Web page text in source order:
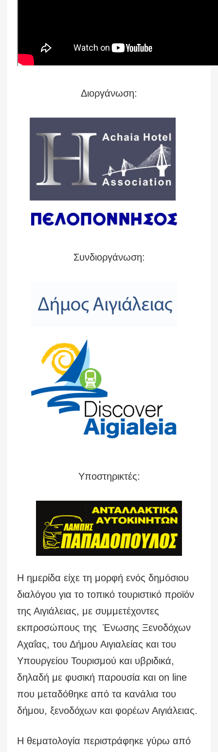
Διοργάνωση:
Συνδιοργάνωση:
Υποστηρικτές:
Η ημερίδα είχε τη μορφή ενός δημόσιου
διαλόγου για το τοπικό τουριστικό προϊόν
της Αιγιάλειας, με συμμετέχοντες
εκπροσώπους της Ένωσης Ξενοδόχων
Αχαΐας, του Δήμου Αιγιαλείας και του
Υπουργείου Τουρισμού και υβριδικά,
δηλαδή με φυσική παρουσία και on line
που μεταδόθηκε από τα κανάλια του
δήμου, ξενοδόχων και φορέων Αιγιάλειας.
Η θεματολογία περιστράφηκε γύρω από